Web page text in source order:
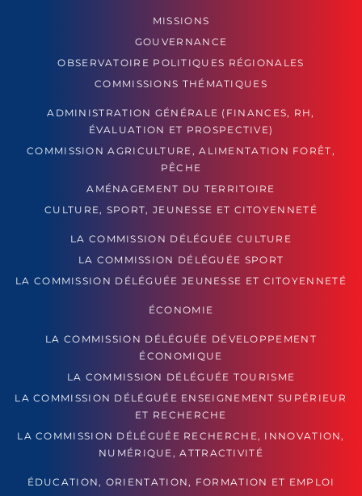
MISSIONS
GOUVERNANCE
OBSERVATOIRE POLITIQUES RÉGIONALES
COMMISSIONS THÉMATIQUES
ADMINISTRATION GÉNÉRALE (FINANCES, RH,
ÉVALUATION ET PROSPECTIVE)
COMMISSION AGRICULTURE, ALIMENTATION FORÊT,
PÊCHE
AMÉNAGEMENT DU TERRITOIRE
CULTURE, SPORT, JEUNESSE ET CITOYENNETÉ
LA COMMISSION DÉLÉGUÉE CULTURE
LA COMMISSION DÉLÉGUÉE SPORT
LA COMMISSION DÉLÉGUÉE JEUNESSE ET CITOYENNETÉ
ÉCONOMIE
LA COMMISSION DÉLÉGUÉE DÉVELOPPEMENT
ÉCONOMIQUE
LA COMMISSION DÉLÉGUÉE TOURISME
LA COMMISSION DÉLÉGUÉE ENSEIGNEMENT SUPÉRIEUR
ET RECHERCHE
LA COMMISSION DÉLÉGUÉE RECHERCHE, INNOVATION,
NUMÉRIQUE, ATTRACTIVITÉ
ÉDUCATION, ORIENTATION, FORMATION ET EMPLOI